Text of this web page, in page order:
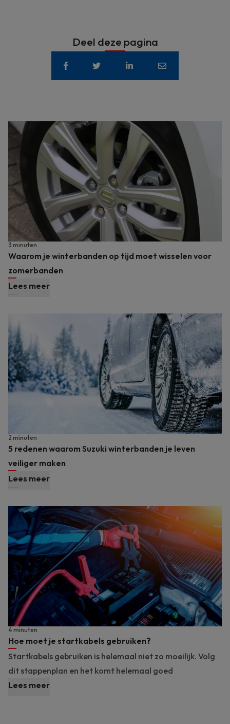
Deel deze pagina
Waarom je winterbanden op tijd moet wisselen voor
zomerbanden
3 minuten
Lees meer
5 redenen waarom Suzuki winterbanden je leven
veiliger maken
2 minuten
Lees meer
Hoe moet je startkabels gebruiken?
4 minuten
Startkabels gebruiken is helemaal niet zo moeilijk. Volg
dit stappenplan en het komt helemaal goed
Lees meer